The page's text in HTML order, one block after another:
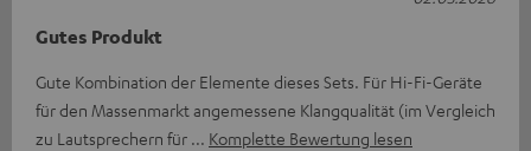
Gutes Produkt
Gute Kombination der Elemente dieses Sets. Für Hi-Fi-Geräte
für den Massenmarkt angemessene Klangqualität (im Vergleich
zu Lautsprechern für
Komplette Bewertung lesen